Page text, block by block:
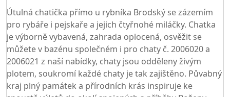
Útulná chatička přímo u rybníka Brodský se zázemím
pro rybáře i pejskaře a jejich čtyřnohé miláčky. Chatka
je výborně vybavená, zahrada oplocená, osvěžit se
můžete v bazénu společném i pro chaty č. 2006020 a
2006021 z naší nabídky, chaty jsou odděleny živým
plotem, soukromí každé chaty je tak zajištěno. Půvabný
kraj plný památek a přírodních krás inspiruje ke